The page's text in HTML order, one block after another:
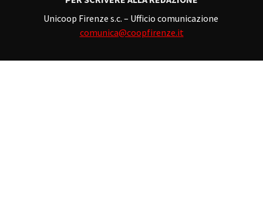
Unicoop Firenze s.c. – Ufficio comunicazione
comunica@coopfirenze.it